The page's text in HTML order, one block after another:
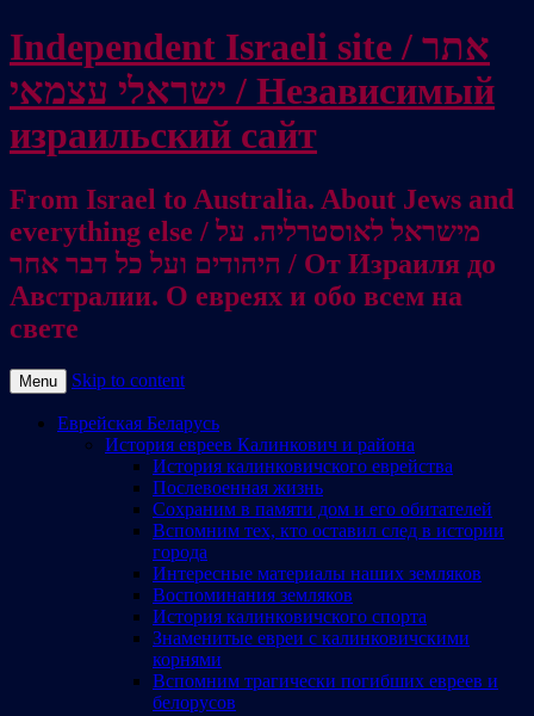
Independent Israeli site / אתר
ישראלי עצמאי / Независимый
израильский сайт
From Israel to Australia. About Jews and
everything else / מישראל לאוסטרליה. על
היהודים ועל כל דבר אחר / От Израиля до
Австралии. О евреях и обо всем на
свете
Menu Skip to content
Еврейская Беларусь
История евреев Калинкович и района
История калинковичского еврейства
Послевоенная жизнь
Сохраним в памяти дом и его обитателей
Вспомним тех, кто оставил след в истории
города
Интересные материалы наших земляков
Воспоминания земляков
История калинковичского спорта
Знаменитые евреи с калинковичскими
корнями
Вспомним трагически погибших евреев и
белорусов